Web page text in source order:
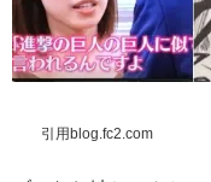
引用blog.fc2.com